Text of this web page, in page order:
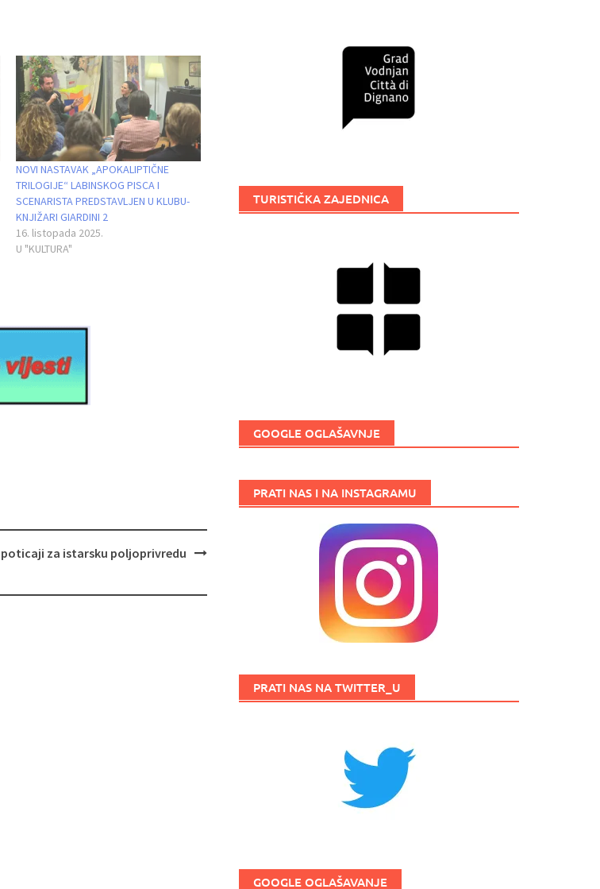
NOVI NASTAVAK „APOKALIPTIČNE
TRILOGIJE“ LABINSKOG PISCA I
SCENARISTA PREDSTAVLJEN U KLUBU-
KNJIŽARI GIARDINI 2
16. listopada 2025.
U "KULTURA"
poticaji za istarsku poljoprivredu
TURISTIČKA ZAJEDNICA
GOOGLE OGLAŠAVNJE
PRATI NAS I NA INSTAGRAMU
PRATI NAS NA TWITTER_U
GOOGLE OGLAŠAVANJE